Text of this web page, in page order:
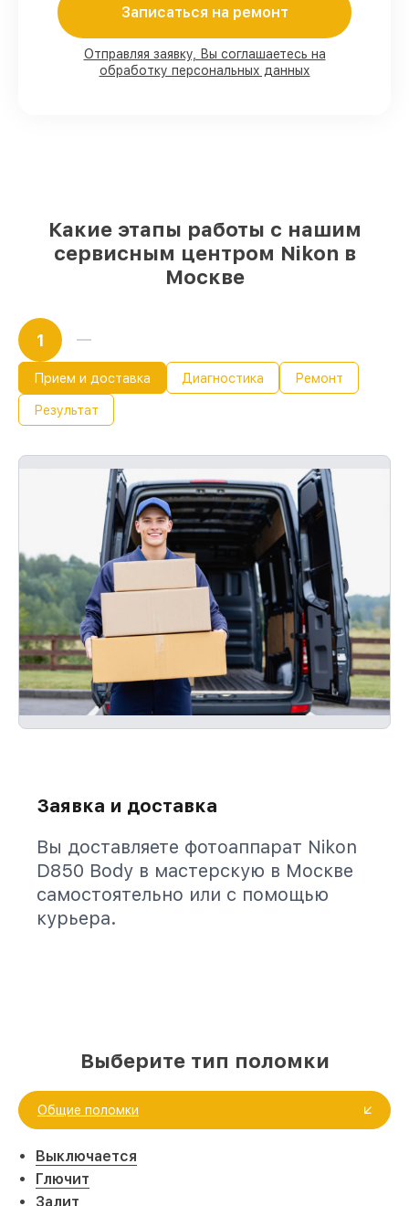
80%работ в присутствии заказчика
90%комплектующих для фотоаппаратов
на складе или быстро поставляются
Записаться на ремонт
Отправляя заявку, Вы соглашаетесь на
обработку персональных данных
Какие этапы работы с нашим
сервисным центром Nikon в
Москве
1
Прием и доставка Диагностика Ремонт
Результат
Заявка и доставка
Вы доставляете фотоаппарат Nikon
D850 Body в мастерскую в Москве
самостоятельно или с помощью
курьера.
Выберите тип поломки
Общие поломки
Выключается
Глючит
Залит